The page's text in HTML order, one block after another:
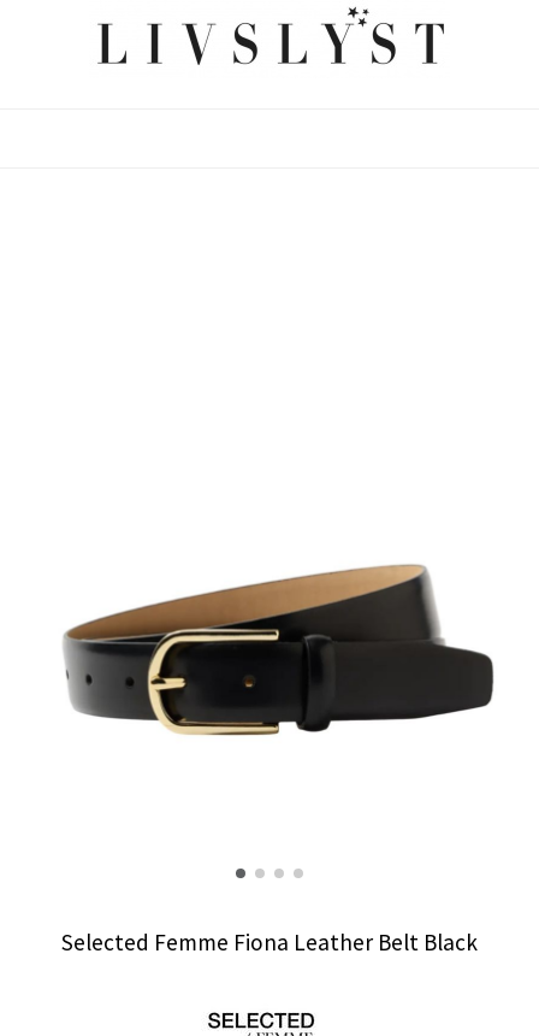
Selected Femme Fiona Leather Belt Black